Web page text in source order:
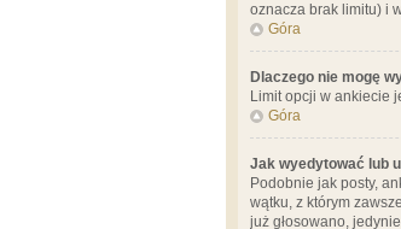
oznacza brak limitu) i
Góra
Dlaczego nie mogę
Limit opcji w ankiecie
Góra
Jak wyedytować lub
Podobnie jak posty,
wątku, z którym
już głosowano,